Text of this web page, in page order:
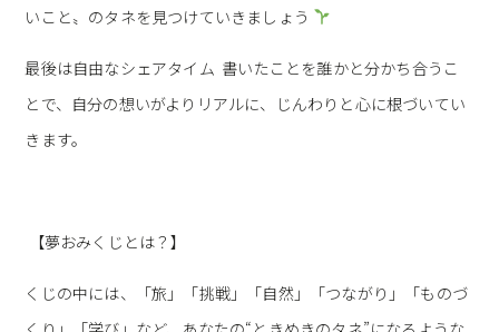
いこと〟のタネを見つけていきましょう
最後は自由なシェアタイム 書いたことを誰かと分かち合うこ
とで、自分の想いがよりリアルに、じんわりと心に根づいてい
きます。
【夢おみくじとは？】
くじの中には、「旅」「挑戦」「自然」「つながり」「ものづ